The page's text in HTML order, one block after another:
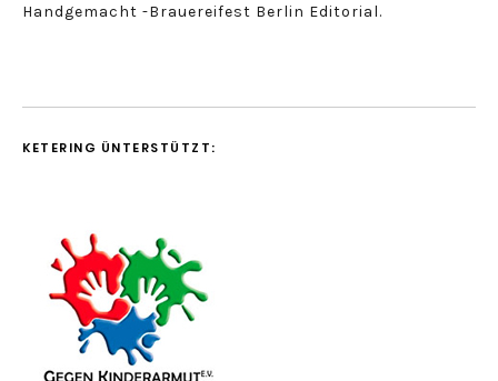
Handgemacht -Brauereifest Berlin Editorial.
KETERING ÜNTERSTÜTZT: